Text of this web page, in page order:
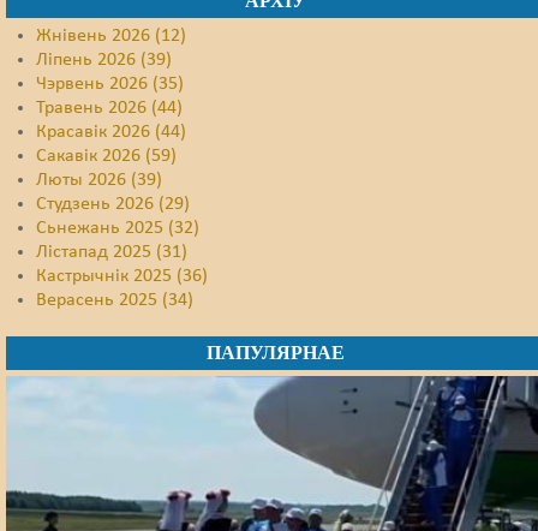
Жнівень 2026 (12)
Ліпень 2026 (39)
Чэрвень 2026 (35)
Травень 2026 (44)
Красавік 2026 (44)
Сакавік 2026 (59)
Люты 2026 (39)
Студзень 2026 (29)
Сьнежань 2025 (32)
Лістапад 2025 (31)
Кастрычнік 2025 (36)
Верасень 2025 (34)
ПАПУЛЯРНАЕ